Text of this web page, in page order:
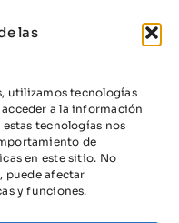
las
utilizamos tecnologías
a la información
tecnologías nos
de
en este sitio. No
puede afectar
y funciones.